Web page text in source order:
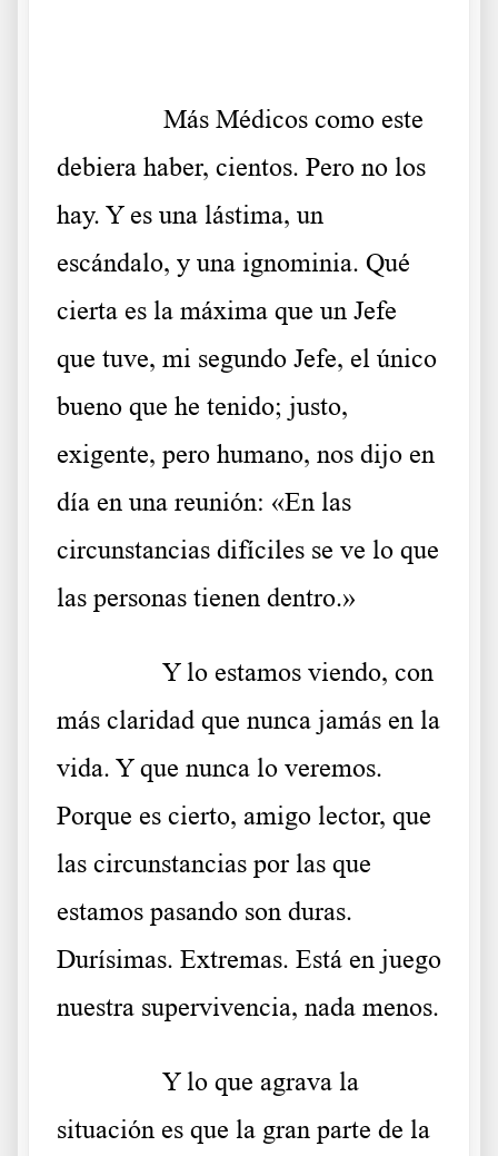
Más Médicos como este
debiera haber, cientos. Pero no los
hay. Y es una lástima, un
escándalo, y una ignominia. Qué
cierta es la máxima que un Jefe
que tuve, mi segundo Jefe, el único
bueno que he tenido; justo,
exigente, pero humano, nos dijo en
día en una reunión: «En las
circunstancias difíciles se ve lo que
las personas tienen dentro.»
Y lo estamos viendo, con
más claridad que nunca jamás en la
vida. Y que nunca lo veremos.
Porque es cierto, amigo lector, que
las circunstancias por las que
estamos pasando son duras.
Durísimas. Extremas. Está en juego
nuestra supervivencia, nada menos.
Y lo que agrava la
situación es que la gran parte de la